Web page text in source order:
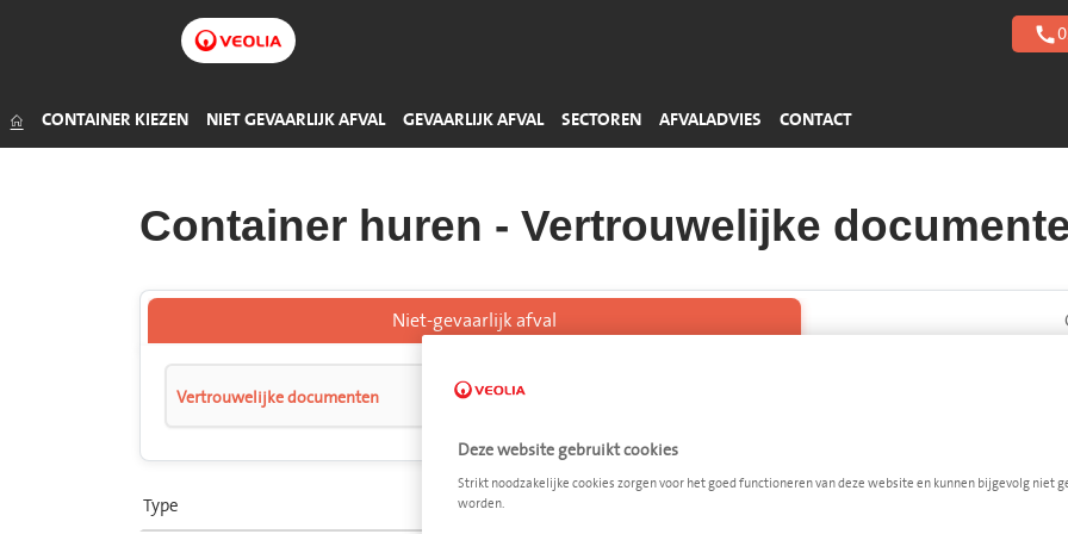
call
CONTAINER KIEZEN NIET GEVAARLIJK AFVAL
Groenafval
> Meer afvalstromen
GEVAARLIJK AFVAL
Klein gevaarlijk afval (KGA)
Remvloeistof
> Meer afvalstromen
SECTOREN AFVALADVIES CONTACT
Container huren - Vertrouwelijke
Niet-gevaarlijk afval
Vertrouwelijke documenten
Vertrouwelijke documenten
Type
Deze website gebruikt cookies
Strikt noodzakelijke cookies zorgen voor het goed functioneren van deze website en kunnen bijgevolg niet
worden.